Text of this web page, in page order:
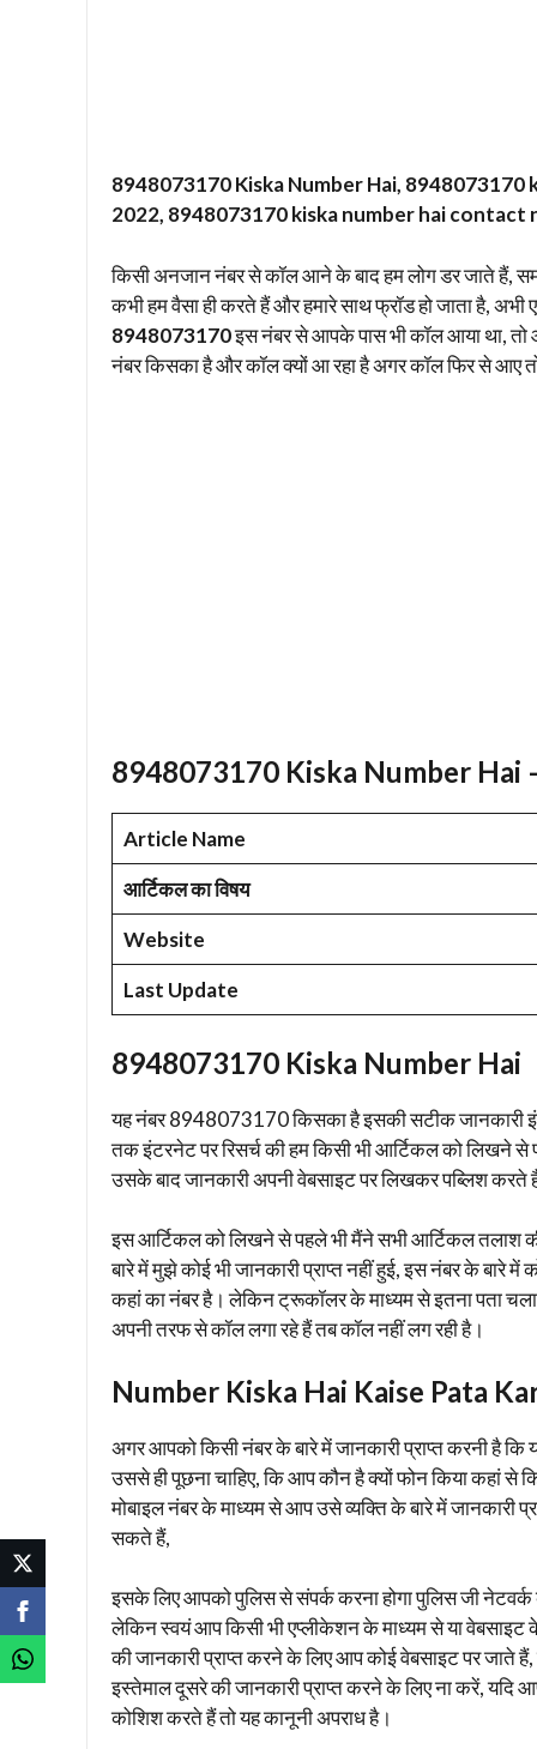
8948073170 Kiska Number Hai,
2022, 8948073170 kiska number hai contact
किसी अनजान नंबर से कॉल आने के बाद हम लोग डर जाते हैं,
कभी हम वैसा ही करते हैं और हमारे साथ फ्रॉड हो जाता है, अभी
8948073170इस नंबर से आपके पास भी कॉल आया था,
नंबर किसका है और कॉल क्यों आ रहा है अगर कॉल फिर से आए
8948073170 Kiska Number Hai
Article Name
आर्टिकल का विषय
Website
Last Update
8948073170 Kiska Number Hai
यह नंबर 8948073170 किसका है इसकी सटीक जानकारी
तक इंटरनेट पर रिसर्च की हम किसी भी आर्टिकल को लिखने से
उसके बाद जानकारी अपनी वेबसाइट पर लिखकर पब्लिश करते
इस आर्टिकल को लिखने से पहले भी मैंने सभी आर्टिकल तलाश
बारे में मुझे कोई भी जानकारी प्राप्त नहीं हुई, इस नंबर के बारे
कहां का नंबर है। लेकिन ट्रूकॉलर के माध्यम से इतना पता
अपनी तरफ से कॉल लगा रहे हैं तब कॉल नहीं लग रही है।
Number Kiska Hai Kaise Pata
अगर आपको किसी नंबर के बारे में जानकारी प्राप्त करनी है
उससे ही पूछना चाहिए, कि आप कौन है क्यों फोन किया कहां से
मोबाइल नंबर के माध्यम से आप उसे व्यक्ति के बारे में जानकारी
सकते हैं,
इसके लिए आपको पुलिस से संपर्क करना होगा पुलिस जी
लेकिन स्वयं आप किसी भी एप्लीकेशन के माध्यम से या वेबसाइट
की जानकारी प्राप्त करने के लिए आप कोई वेबसाइट पर जाते
इस्तेमाल दूसरे की जानकारी प्राप्त करने के लिए ना करें,
कोशिश करते हैं तो यह कानूनी अपराध है।